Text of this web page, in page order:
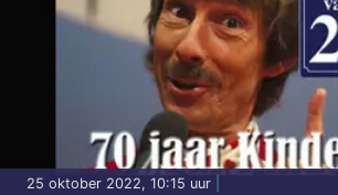
25 oktober 2022, 10:15 uur